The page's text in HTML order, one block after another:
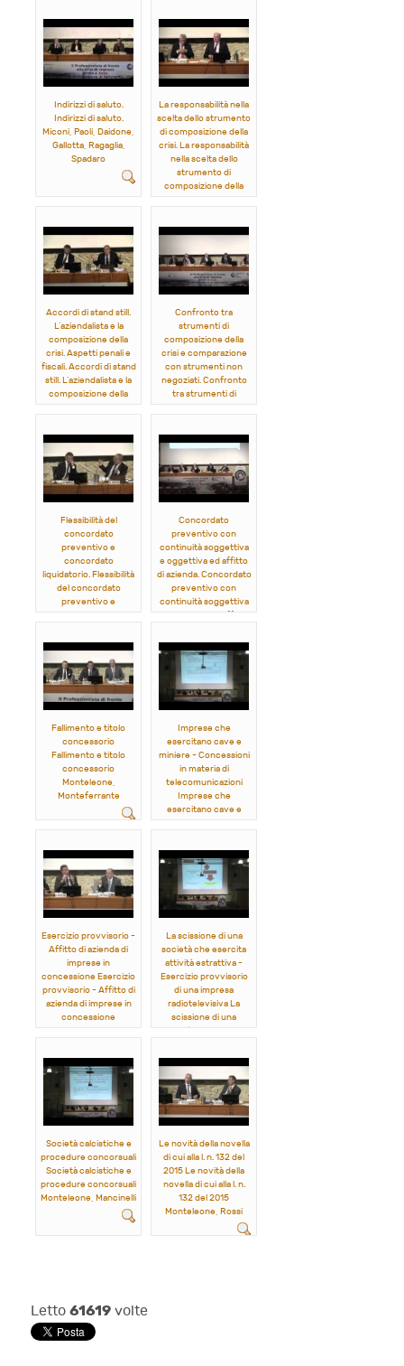
Indirizzi di saluto.
Indirizzi di saluto.
Miconi, Paoli, Daidone,
Gallotta, Ragaglia,
Spadaro
La responsabilità nella
scelta dello strumento
di composizione della
crisi. La responsabilità
nella scelta dello
strumento di
composizione della
Accordi di stand still.
L’aziendalista e la
composizione della
crisi. Aspetti penali e
fiscali. Accordi di stand
still. L’aziendalista e la
composizione della
Fabiani, Ranalli, Arato,
Confronto tra
strumenti di
composizione della
crisi e comparazione
con strumenti non
negoziati. Confronto
tra strumenti di
con strumenti non
negoziati.
Fabiani, Rossi, Arato
Flessibilità del
concordato
preventivo e
concordato
liquidatorio. Flessibilità
del concordato
preventivo e
Fabiani, Rossi, Ranalli,
Concordato
preventivo con
continuità soggettiva
e oggettiva ed affitto
di azienda. Concordato
preventivo con
continuità soggettiva
e oggettiva ed affitto
Fabiani, Rossi, Ranalli,
Tardella
Fallimento e titolo
concessorio
Fallimento e titolo
concessorio
Monteleone,
Monteferrante
Imprese che
esercitano cave e
miniere - Concessioni
in materia di
telecomunicazioni
Imprese che
esercitano cave e
telecomunicazioni
Monteleone, Francia,
Rossignoli
Esercizio provvisorio -
Affitto di azienda di
imprese in
concessione Esercizio
provvisorio - Affitto di
azienda di imprese in
concessione
La scissione di una
società che esercita
attività estrattiva -
Esercizio provvisorio
di una impresa
radiotelevisiva La
scissione di una
società che esercita
Esercizio provvisorio
di una impresa
radiotelevisiva
Monteleone, Francia,
Rossignoli
Società calcistiche e
procedure concorsuali
Società calcistiche e
procedure concorsuali
Monteleone, Mancinelli
Le novità della novella
di cui alla l. n. 132 del
2015 Le novità della
novella di cui alla l. n.
132 del 2015
Monteleone, Rossi
Letto 61619 volte